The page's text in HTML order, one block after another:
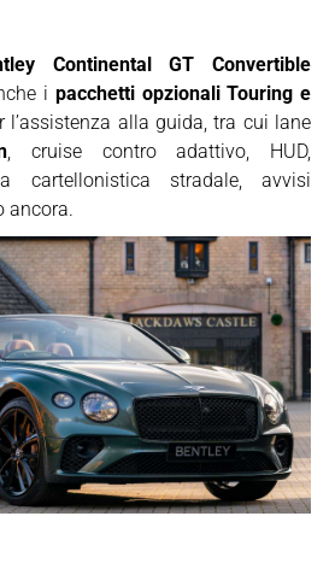
Continental GT Convertible
i pacchetti opzionali Touring e
l’assistenza alla guida, tra cui lane
, cruise contro adattivo, HUD,
cartellonistica stradale, avvisi
ancora.